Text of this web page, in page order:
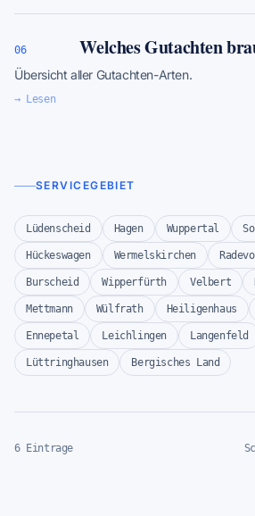
06 Welches Gutachten
Übersicht aller Gutachten-Arten.
→ Lesen
SERVICEGEBIET
Lüdenscheid Hagen Wuppertal
Hückeswagen Wermelskirchen
Burscheid Wipperfürth Velbert
Mettmann Wülfrath Heiligenhaus
Ennepetal Leichlingen Langenfeld
Lüttringhausen Bergisches Land
6 Eintrage